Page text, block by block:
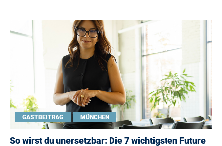
GASTBEITRAG MÜNCHEN
So wirst du unersetzbar: Die 7 wichtigsten Future